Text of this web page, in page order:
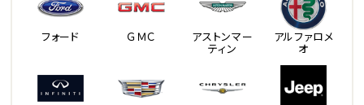
フォード ＧＭＣ アストンマー
ティン
アルファロメ
オ